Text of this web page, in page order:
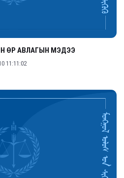
ӨР АВЛАГЫН МЭДЭЭ
11:11:02